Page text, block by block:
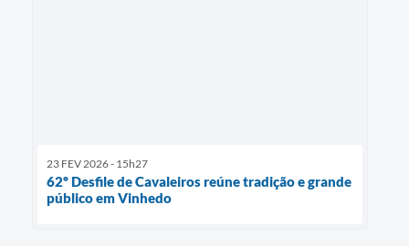
23 FEV 2026 - 15h27
62º Desfile de Cavaleiros reúne tradição e grande
público em Vinhedo